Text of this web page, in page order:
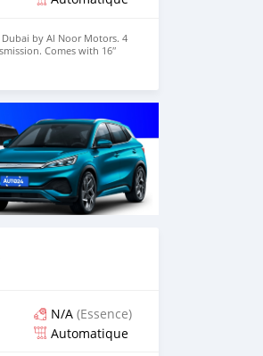
Dubai by Al Noor Motors. 4
Comes with 16″
Imported specs.
N/A (Essence)
Automatique